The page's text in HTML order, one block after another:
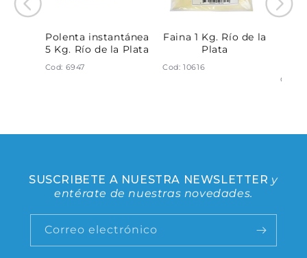
Polenta instantánea
5 Kg. Río de la Plata
Cod: 6947
Faina 1 Kg. Río de la
Plata
Cod: 10616
Cod:
SUSCRIBETE A NUESTRA NEWSLETTER y
entérate de nuestras novedades.
Correo electrónico